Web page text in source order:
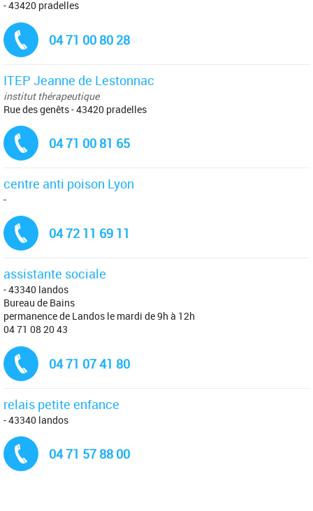
- 43420 pradelles
04 71 00 80 28
ITEP Jeanne de Lestonnac
institut thérapeutique
Rue des genêts - 43420 pradelles
04 71 00 81 65
centre anti poison Lyon
-
04 72 11 69 11
assistante sociale
- 43340 landos
Bureau de Bains
permanence de Landos le mardi de 9h à 12h
04 71 08 20 43
04 71 07 41 80
relais petite enfance
- 43340 landos
04 71 57 88 00